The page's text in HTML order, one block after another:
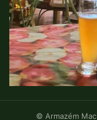
© Armazém